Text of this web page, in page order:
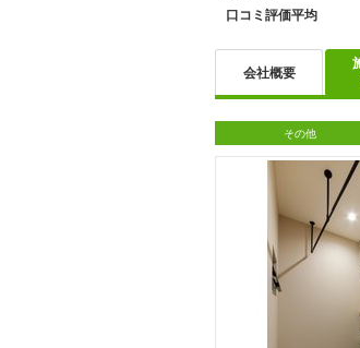
口コミ評価平均
会社概要
その他